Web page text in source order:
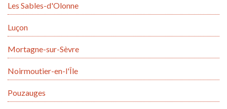
Les Sables-d'Olonne
Luçon
Mortagne-sur-Sèvre
Noirmoutier-en-l'Île
Pouzauges